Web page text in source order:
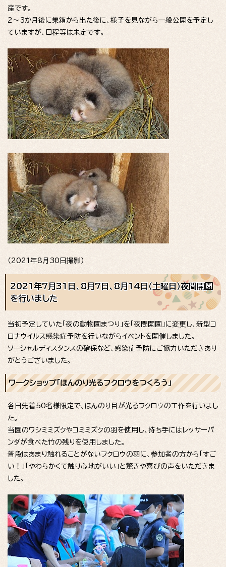
産です。
2～3か月後に巣箱から出た後に、様子を見ながら一般公開を予定し
ていますが、日程等は未定です。
（2021年8月30日撮影）
2021年7月31日、8月7日、8月14日（土曜日）夜間開園
を行いました
当初予定していた「夜の動物園まつり」を「夜間開園」に変更し、新型コ
ロナウイルス感染症予防を行いながらイベントを開催しました。
ソーシャルディスタンスの確保など、感染症予防にご協力いただきあり
がとうございました。
ワークショップ「ほんのり光るフクロウをつくろう」
各日先着50名様限定で、ほんのり目が光るフクロウの工作を行いまし
た。
当園のワシミミズクやコミミズクの羽を使用し、持ち手にはレッサーパ
ンダが食べた竹の残りを使用しました。
普段はあまり触れることがないフクロウの羽に、参加者の方から「すご
い！」「やわらかくて触り心地がいい」と驚きや喜びの声をいただきま
した。